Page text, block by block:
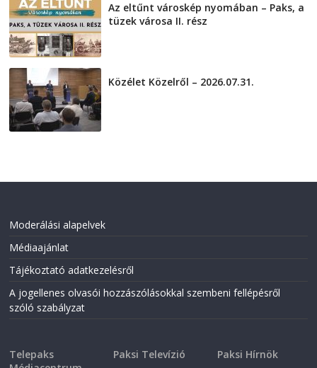
Az eltűnt városkép nyomában – Paks, a
tüzek városa II. rész
Közélet Közelről – 2026.07.31.
Moderálási alapelvek
Médiaajánlat
Tájékoztató adatkezelésről
A jogellenes olvasói hozzászólásokkal szembeni fellépésről
szóló szabályzat
Telepaks
Paksi Televízió Paksi Hírnök